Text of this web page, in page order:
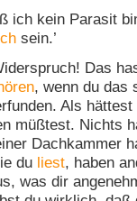
ich kein Parasit
sein.’
Das
, wenn du das
Als
müßtest. Nichts
Dachkammer
du liest, haben
was dir